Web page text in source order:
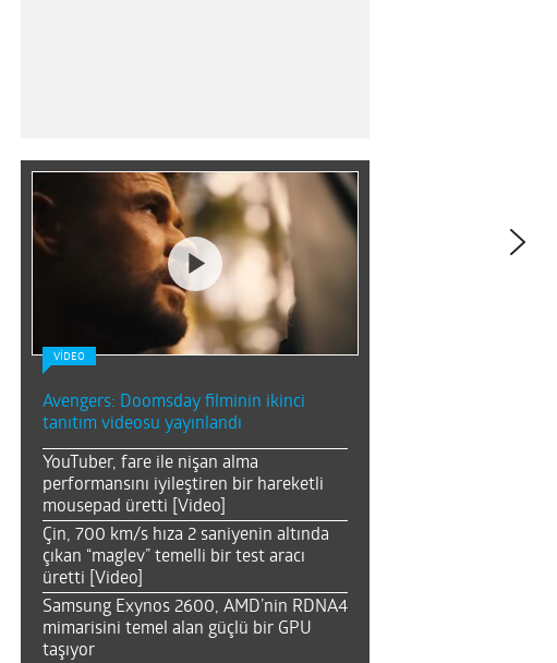
VİDEO
Avengers: Doomsday filminin ikinci
tanıtım videosu yayınlandı
YouTuber, fare ile nişan alma
performansını iyileştiren bir hareketli
mousepad üretti [Video]
Çin, 700 km/s hıza 2 saniyenin altında
çıkan “maglev” temelli bir test aracı
üretti [Video]
Samsung Exynos 2600, AMD’nin RDNA4
mimarisini temel alan güçlü bir GPU
taşıyor